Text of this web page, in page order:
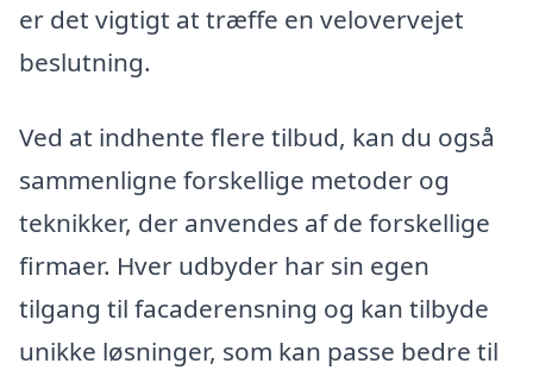
er det vigtigt at træffe en velovervejet
beslutning.
Ved at indhente flere tilbud, kan du også
sammenligne forskellige metoder og
teknikker, der anvendes af de forskellige
firmaer. Hver udbyder har sin egen
tilgang til facaderensning og kan tilbyde
unikke løsninger, som kan passe bedre til